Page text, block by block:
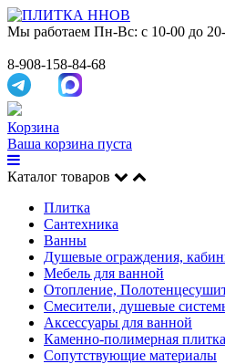
Мы работаем Пн-Вс: с 10-00 до
8-908-158-84-68
Корзина
Ваша корзина пуста
Каталог товаров
Плитка
Сантехника
Ванны
Душевые ограждения,
Мебель для ванной
Отопление,
Смесители, душевые
Аксессуары для ванной
Каменно-полимерная
Сопутствующие материалы